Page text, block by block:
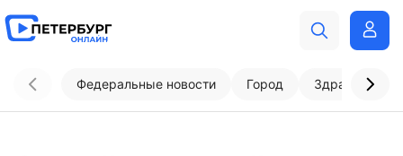
Федеральные новости Город